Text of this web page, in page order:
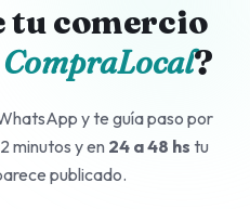
tu comercio
CompraLocal?
y te guía paso por
minutos y en 24 a 48 hs tu
publicado.